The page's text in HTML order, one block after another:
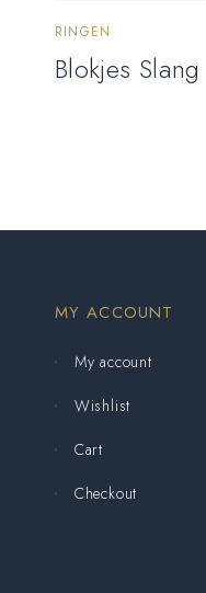
RINGEN
Blokjes Slang
MY ACCOUNT
My account
Wishlist
Cart
Checkout